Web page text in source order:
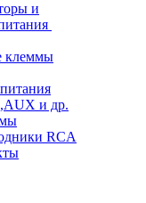
и
клеммы
и др.
RCA